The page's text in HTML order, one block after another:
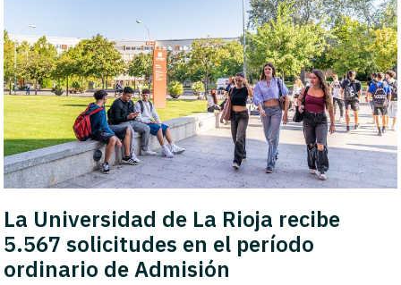
La Universidad de La Rioja recibe
5.567 solicitudes en el período
ordinario de Admisión